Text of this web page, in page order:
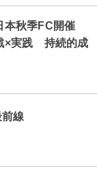
本秋季FC開催
×実践 持続的成
線